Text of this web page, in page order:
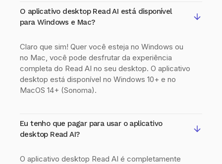
O aplicativo desktop Read AI está disponível
para Windows e Mac?
Claro que sim! Quer você esteja no Windows ou
no Mac, você pode desfrutar da experiência
completa do Read AI no seu desktop. O aplicativo
desktop está disponível no Windows 10+ e no
MacOS 14+ (Sonoma).
Eu tenho que pagar para usar o aplicativo
desktop Read AI?
O aplicativo desktop Read AI é completamente